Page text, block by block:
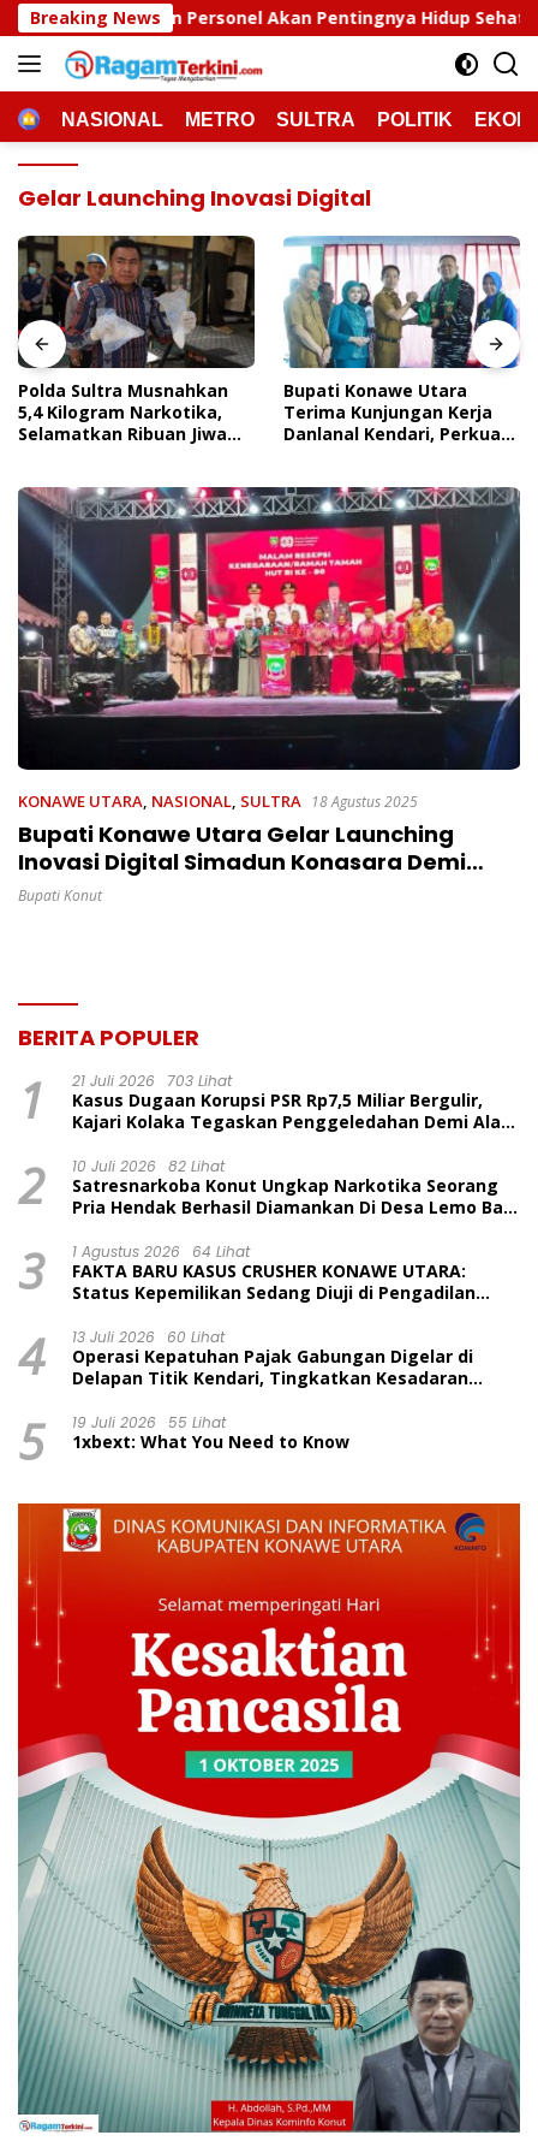
Langsung
ke
konten
Breaking News
Akan Pentingnya Hidup Sehat Polda Sultra
HOMENASIONAL METRO SULTRA POLITIK
Gelar Launching Inovasi Digital
Polda Sultra Musnahkan
5,4 Kilogram Narkotika,
Selamatkan Ribuan Jiwa
Bupati Konawe Utara
Terima Kunjungan Kerja
Danlanal Kendari, Perkuat
KONAWE UTARA, NASIONAL, SULTRA 18 Agustus 2025
Bupati Konawe Utara Gelar Launching
Inovasi Digital Simadun Konasara Demi
Memudahkan Administrasi Kependudukan
Bupati Konut
BERITA POPULER
1 21 Juli 2026 703 Lihat
Kasus Dugaan Korupsi PSR Rp7,5 Miliar Bergulir,
Kajari Kolaka Tegaskan Penggeledahan Demi Alat
2 10 Juli 2026 82 Lihat
Satresnarkoba Konut Ungkap Narkotika Seorang
Pria Hendak Berhasil Diamankan Di Desa Lemo Bajo
3 1 Agustus 2026 64 Lihat
FAKTA BARU KASUS CRUSHER KONAWE UTARA:
Status Kepemilikan Sedang Diuji di Pengadilan
Dinilai Prematur
4 13 Juli 2026 60 Lihat
Operasi Kepatuhan Pajak Gabungan Digelar di
Delapan Titik Kendari, Tingkatkan Kesadaran
5 19 Juli 2026 55 Lihat
1xbext: What You Need to Know